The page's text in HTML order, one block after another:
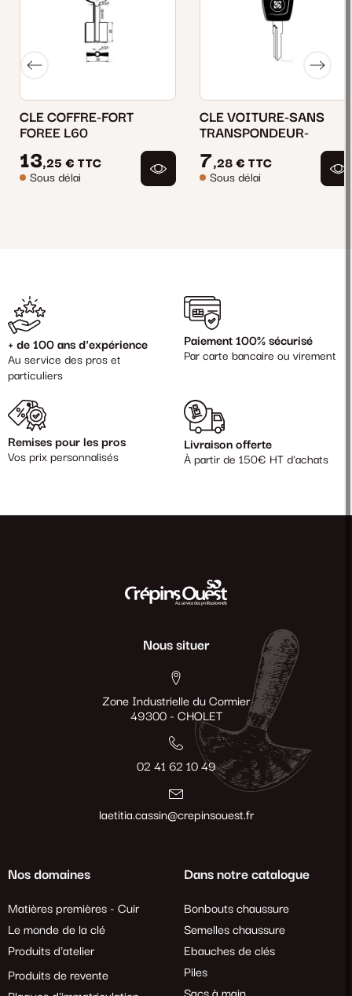
CLE COFFRE-FORT
FOREE L60
13,25 € TTC
Sous délai
CLE VOITURE-SANS
TRANSPONDEUR-
7,28 € TTC
Sous délai
+ de 100 ans d'expérience
Au service des pros et
particuliers
Paiement 100% sécurisé
Par carte bancaire ou virement
Remises pour les pros
Vos prix personnalisés
Livraison offerte
À partir de 150€ HT d'achats
Nous situer
Zone Industrielle du Cormier
49300 - CHOLET
02 41 62 10 49
laetitia.cassin@crepinsouest.fr
Nos domaines
Matières premières - Cuir
Le monde de la clé
Produits d'atelier
Produits de revente
Dans notre catalogue
Bonbouts chaussure
Semelles chaussure
Ebauches de clés
Piles